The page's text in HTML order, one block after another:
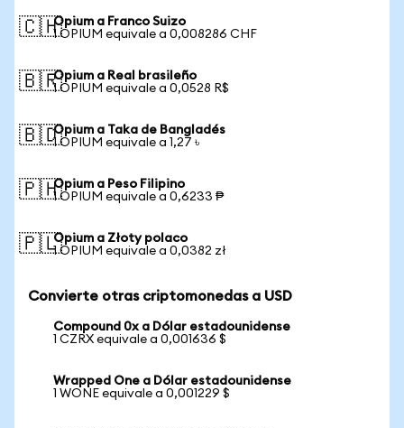
🇨🇭Opium a Franco Suizo
1 OPIUM equivale a 0,008286 CHF
🇧🇷Opium a Real brasileño
1 OPIUM equivale a 0,0528 R$
🇧🇩Opium a Taka de Bangladés
1 OPIUM equivale a 1,27 ৳
🇵🇭Opium a Peso Filipino
1 OPIUM equivale a 0,6233 ₱
🇵🇱Opium a Złoty polaco
1 OPIUM equivale a 0,0382 zł
Convierte otras criptomonedas a USD
Compound 0x a Dólar estadounidense
1 CZRX equivale a 0,001636 $
Wrapped One a Dólar estadounidense
1 WONE equivale a 0,001229 $